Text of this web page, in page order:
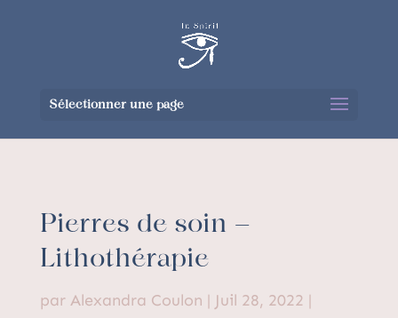
Sélectionner une page
Pierres de soin –
Lithothérapie
par Alexandra Coulon | Juil 28, 2022 |